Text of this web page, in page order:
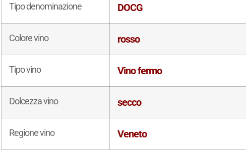
Tipo denominazione DOCG
Colore vino rosso
Tipo vino Vino fermo
Dolcezza vino secco
Regione vino Veneto